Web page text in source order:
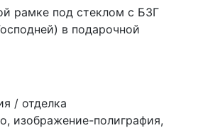
рамке под стеклом с БЗГ
в подарочной
/ отделка
изображение-полиграфия,